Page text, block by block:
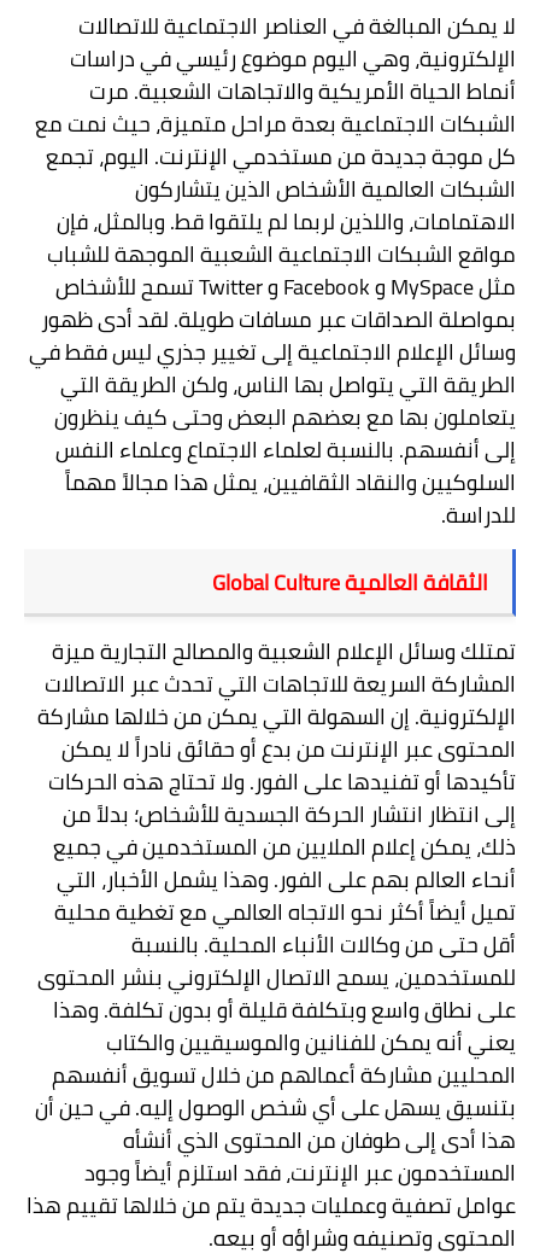
لا يمكن المبالغة في العناصر الاجتماعية للاتصالات
الإلكترونية، وهي اليوم موضوع رئيسي في دراسات
أنماط الحياة الأمريكية والاتجاهات الشعبية. مرت
الشبكات الاجتماعية بعدة مراحل متميزة، حيث نمت مع
كل موجة جديدة من مستخدمي الإنترنت. اليوم، تجمع
الشبكات العالمية الأشخاص الذين يتشاركون
الاهتمامات، واللذين لربما لم يلتقوا قط. وبالمثل، فإن
مواقع الشبكات الاجتماعية الشعبية الموجهة للشباب
مثلMySpaceوFacebookوTwitterتسمح للأشخاص
بمواصلة الصداقات عبر مسافات طويلة. لقد أدى ظهور
وسائل الإعلام الاجتماعية إلى تغيير جذري ليس فقط في
الطريقة التي يتواصل بها الناس، ولكن الطريقة التي
يتعاملون بها مع بعضهم البعض وحتى كيف ينظرون
إلى أنفسهم. بالنسبة لعلماء الاجتماع وعلماء النفس
السلوكيين والنقاد الثقافيين، يمثل هذا مجالاً مهماً
للدراسة.
الثقافة العالميةGlobal Culture
تمتلك وسائل الإعلام الشعبية والمصالح التجارية ميزة
المشاركة السريعة للاتجاهات التي تحدث عبر الاتصالات
الإلكترونية. إن السهولة التي يمكن من خلالها مشاركة
المحتوى عبر الإنترنت من بدع أو حقائق نادراً لا يمكن
تأكيدها أو تفنيدها على الفور. ولا تحتاج هذه الحركات
إلى انتظار انتشار الحركة الجسدية للأشخاص؛ بدلاً من
ذلك، يمكن إعلام الملايين من المستخدمين في جميع
أنحاء العالم بهم على الفور. وهذا يشمل الأخبار، التي
تميل أيضاً أكثر نحو الاتجاه العالمي مع تغطية محلية
أقل حتى من وكالات الأنباء المحلية. بالنسبة
للمستخدمين، يسمح الاتصال الإلكتروني بنشر المحتوى
على نطاق واسع وبتكلفة قليلة أو بدون تكلفة. وهذا
يعني أنه يمكن للفنانين والموسيقيين والكتاب
المحليين مشاركة أعمالهم من خلال تسويق أنفسهم
بتنسيق يسهل على أي شخص الوصول إليه. في حين أن
هذا أدى إلى طوفان من المحتوى الذي أنشأه
المستخدمون عبر الإنترنت، فقد استلزم أيضاً وجود
عوامل تصفية وعمليات جديدة يتم من خلالها تقييم هذا
المحتوى وتصنيفه وشراؤه أو بيعه.